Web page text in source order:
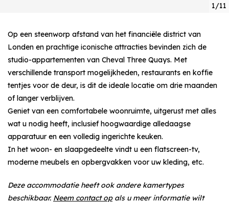
1/11
Op een steenworp afstand van het financiële district van
Londen en prachtige iconische attracties bevinden zich de
studio-appartementen van Cheval Three Quays. Met
verschillende transport mogelijkheden, restaurants en koffie
tentjes voor de deur, is dit de ideale locatie om drie maanden
of langer verblijven.
Geniet van een comfortabele woonruimte, uitgerust met alles
wat u nodig heeft, inclusief hoogwaardige alledaagse
apparatuur en een volledig ingerichte keuken.
In het woon- en slaapgedeelte vindt u een flatscreen-tv,
moderne meubels en opbergvakken voor uw kleding, etc.
Deze accommodatie heeft ook andere kamertypes
beschikbaar. Neem contact opals u meer informatie wilt